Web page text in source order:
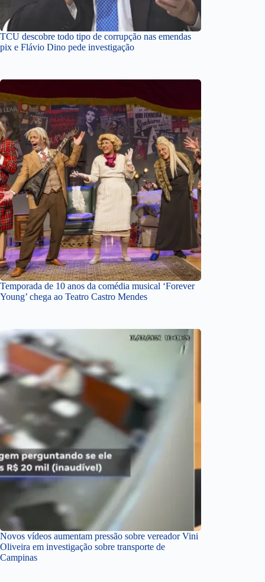
TCU descobre todo tipo de corrupção nas emendas
pix e Flávio Dino pede investigação
Temporada de 10 anos da comédia musical ‘Forever
Young’ chega ao Teatro Castro Mendes
Novos vídeos aumentam pressão sobre vereador Vini
Oliveira em investigação sobre transporte de
Campinas